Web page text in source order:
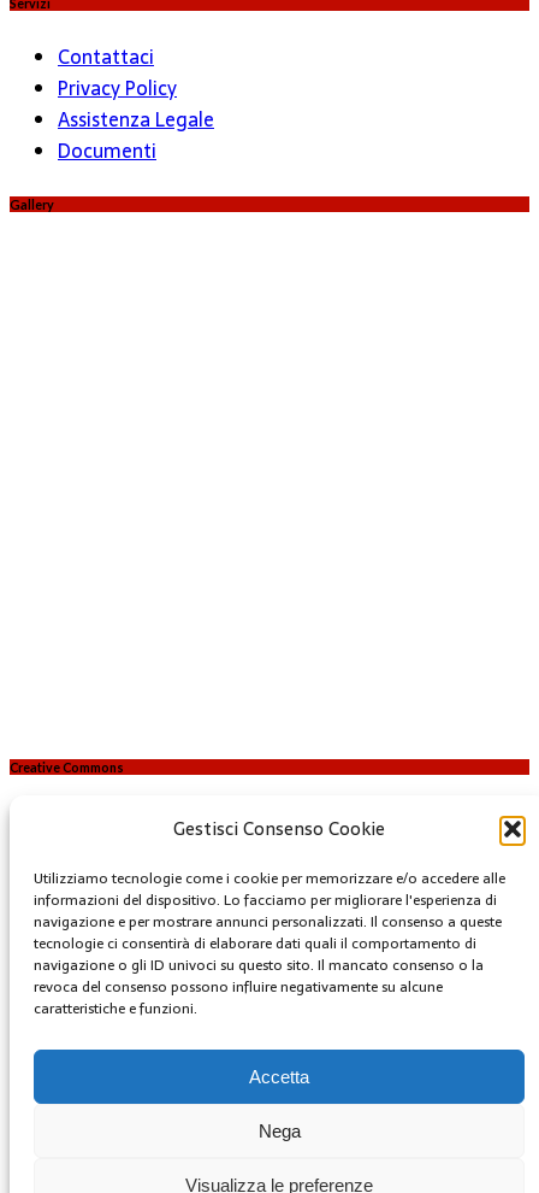
Gestisci Consenso Cookie
Utilizziamo tecnologie come i cookie per memorizzare e/o accedere alle
informazioni del dispositivo. Lo facciamo per migliorare l'esperienza di
navigazione e per mostrare annunci personalizzati. Il consenso a queste
tecnologie ci consentirà di elaborare dati quali il comportamento di
navigazione o gli ID univoci su questo sito. Il mancato consenso o la
revoca del consenso possono influire negativamente su alcune
caratteristiche e funzioni.
Accetta
Nega
Visualizza le preferenze
Servizi
Contattaci
Privacy Policy
Assistenza Legale
Documenti
Gallery
Creative Commons
Questa opera è concessa in licenza con i termini
Archivi
Archivi
MENU
Twitter
Copyright © 2025 | GestoriCarburanti